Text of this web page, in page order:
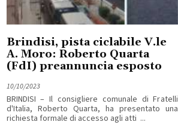
Brindisi, pista ciclabile V.le
A. Moro: Roberto Quarta
(FdI) preannuncia esposto
10/10/2023
BRINDISI – Il consigliere comunale di Fratelli
d'Italia, Roberto Quarta, ha presentato una
richiesta formale di accesso agli atti ...